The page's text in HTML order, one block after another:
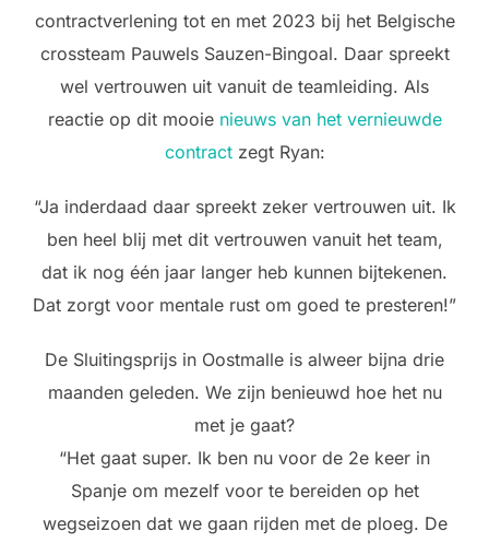
contractverlening tot en met 2023 bij het Belgische
crossteam Pauwels Sauzen-Bingoal. Daar spreekt
wel vertrouwen uit vanuit de teamleiding. Als
reactie op dit mooie nieuws van het vernieuwde
contractzegt Ryan:
“Ja inderdaad daar spreekt zeker vertrouwen uit. Ik
ben heel blij met dit vertrouwen vanuit het team,
dat ik nog één jaar langer heb kunnen bijtekenen.
Dat zorgt voor mentale rust om goed te presteren!”
De Sluitingsprijs in Oostmalle is alweer bijna drie
maanden geleden. We zijn benieuwd hoe het nu
met je gaat?
“Het gaat super. Ik ben nu voor de 2e keer in
Spanje om mezelf voor te bereiden op het
wegseizoen dat we gaan rijden met de ploeg. De